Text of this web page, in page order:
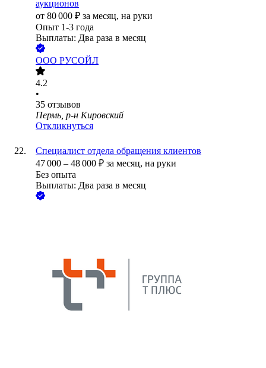
аукционов
от 80 000 ₽ за месяц, на руки
Опыт 1-3 года
Выплаты: Два раза в месяц
ООО РУСОЙЛ
4.2
•
35 отзывов
Пермь, р-н Кировский
Откликнуться
Специалист отдела обращения клиентов
47 000 – 48 000 ₽ за месяц, на руки
Без опыта
Выплаты: Два раза в месяц